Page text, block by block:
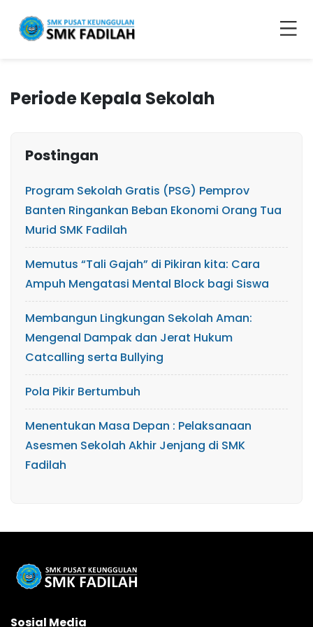
Periode Kepala Sekolah
Postingan
Program Sekolah Gratis (PSG) Pemprov
Banten Ringankan Beban Ekonomi Orang Tua
Murid SMK Fadilah
Memutus “Tali Gajah” di Pikiran kita: Cara
Ampuh Mengatasi Mental Block bagi Siswa
​Membangun Lingkungan Sekolah Aman:
Mengenal Dampak dan Jerat Hukum
Catcalling serta Bullying
Pola Pikir Bertumbuh
Menentukan Masa Depan : Pelaksanaan
Asesmen Sekolah Akhir Jenjang di SMK
Fadilah
Sosial Media